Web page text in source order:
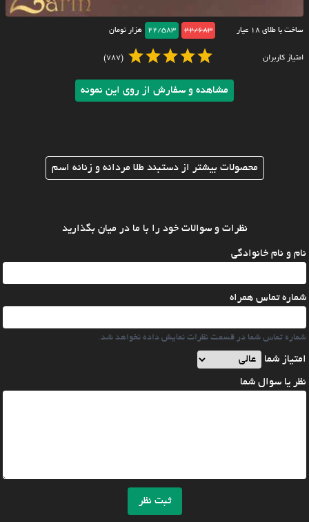
ساخت با طلای ۱۸ عیار 22/683
22/583 هزار تومان
امتیاز کاربران (787)
مشاهده و سفارش از روی این نمونه
محصولات بیشتر از دستبند طلا مردانه و زنانه اسم
نظرات و سوالات خود را با ما در میان بگذارید
نام و نام خانوادگی
شماره تماس همراه
شماره تماس شما در قسمت نظرات نمایش داده نخواهد شد.
امتیاز شما
نظر یا سوال شما
ثبت نظر